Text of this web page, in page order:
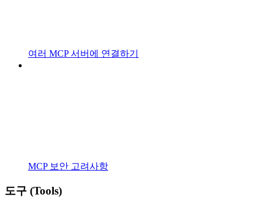
여러 MCP 서버에 연결하기
MCP 보안 고려사항
도구 (Tools)